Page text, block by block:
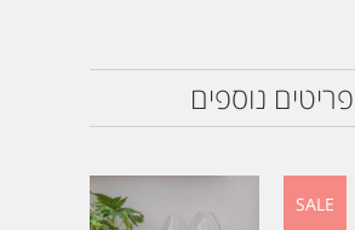
פריטים נוספים
SALE